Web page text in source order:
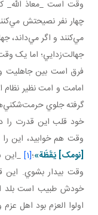
وقت است _معاذ الله_
چهار نفر نصيحتش
مي‌کنند و اگر مي‌داند،
جهالت‌زدايي؛ اما يک
فرق است بين جاهليت
امامت و امت نظير نظام
گرفته جلوي
خود قلب اين قدرت را
وقت هم خوابيد، اين
[نومک] يَقَظَة»؛[1] _اين
وقت بيدار بشوي. اين
خودش طبيب است بلد
اولوا العزم بود اهل